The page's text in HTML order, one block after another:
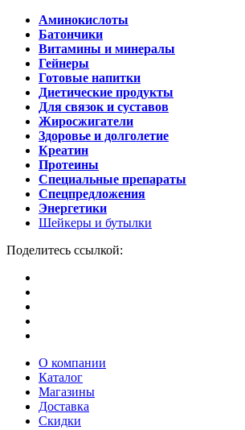
Аминокислоты
Батончики
Витамины и минералы
Гейнеры
Готовые напитки
Диетические продукты
Для связок и суставов
Жиросжигатели
Здоровье и долголетие
Креатин
Протеины
Специальные препараты
Спецпредложения
Энергетики
Шейкеры и бутылки
Поделитесь ссылкой:
О компании
Каталог
Магазины
Доставка
Скидки